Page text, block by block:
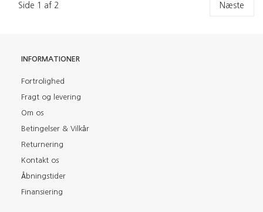
Side 1 af 2 Næste
INFORMATIONER
Fortrolighed
Fragt og levering
Om os
Betingelser & Vilkår
Returnering
Kontakt os
Åbningstider
Finansiering